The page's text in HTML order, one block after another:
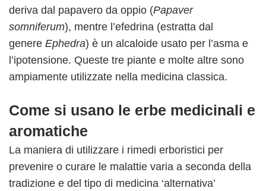
deriva dal papavero da oppio (Papaver
somniferum), mentre l’efedrina (estratta dal
genere Ephedra) è un alcaloide usato per l’asma e
l’ipotensione. Queste tre piante e molte altre sono
ampiamente utilizzate nella medicina classica.
Come si usano le erbe medicinali e
aromatiche
La maniera di utilizzare i rimedi erboristici per
prevenire o curare le malattie varia a seconda della
tradizione e del tipo di medicina ‘alternativa’